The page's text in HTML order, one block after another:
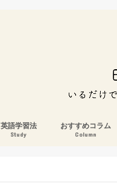
英語学習法
Study
おすすめコラム
Column